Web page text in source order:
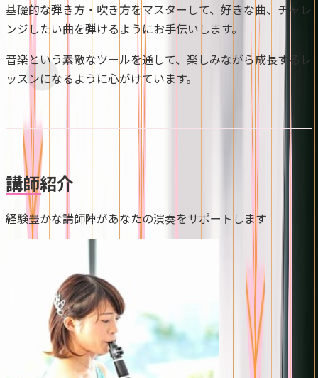
基礎的な弾き方・吹き方をマスターして、好きな曲、チャレ
ンジしたい曲を弾けるようにお手伝いします。
音楽という素敵なツールを通して、楽しみながら成長するレ
ッスンになるように心がけています。
講師紹介
経験豊かな講師陣があなたの演奏をサポートします